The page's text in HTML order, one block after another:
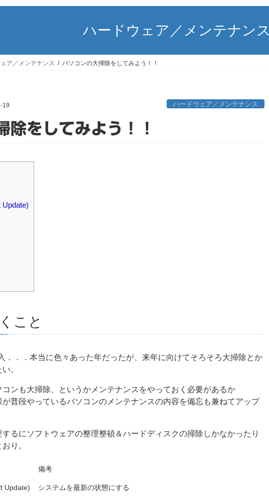
ハードウェア／メンテナンス
ア／メンテナンス パソコンの大掃除をしてみよう！！
19 ハードウェア／メンテナンス
除をしてみよう！！
Update)
こと
．．．本当に色々あった年だったが、来年に向けてそろそろ大掃除とか
。
ンも大掃除、というかメンテナンスをやっておく必要があるか
普段やっているパソコンのメンテナンスの内容を備忘も兼ねてアップ
るにソフトウェアの整理整頓＆ハードディスクの掃除しかなかったり
り。
備考
Update) システムを最新の状態にする